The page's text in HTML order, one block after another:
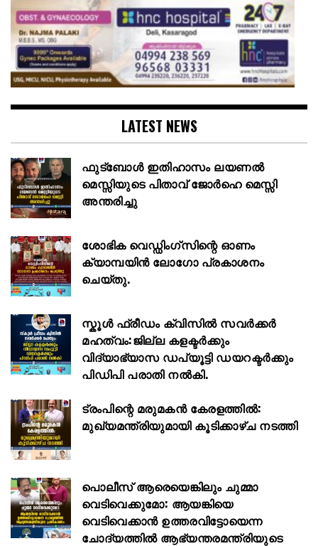
LATEST NEWS
ഫുട്ബോൾ ഇതിഹാസം ലയണൽ
മെസ്സിയുടെ പിതാവ് ജോർഹെ മെസ്സി
അന്തരിച്ചു
ശോഭിക വെഡ്ഡിംഗ്സിന്റെ ഓണം
ക്യാമ്പയിൻ ലോഗോ പ്രകാശനം
ചെയ്തു.
സ്കൂള്‍ ഫ്രീഡം ക്വിസില്‍ സവര്‍ക്കര്‍
മഹത്വം:ജില്ല കളക്ടര്‍ക്കും
വിദ്യാഭ്യാസ ഡപ്യൂട്ടി ഡയറക്ടര്‍ക്കും
പിഡിപി പരാതി നല്‍കി.
ട്രംപിന്റെ മരുമകൻ കേരളത്തിൽ:
മുഖ്യമന്ത്രിയുമായി കൂടിക്കാഴ്ച നടത്തി
പൊലീസ് ആരെയെങ്കിലും ചുമ്മാ
വെടിവെക്കുമോ: ആയങ്കിയെ
വെടിവെക്കാൻ ഉത്തരവിട്ടോയെന്ന
ചോദ്യത്തിൽ ആഭ്യന്തരമന്ത്രിയുടെ